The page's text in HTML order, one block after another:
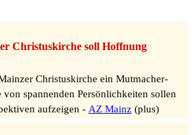
Christuskirche soll Hoffnung
Christuskirche ein Mutmacher-
spannenden Persönlichkeiten sollen
aufzeigen - AZ Mainz (plus)